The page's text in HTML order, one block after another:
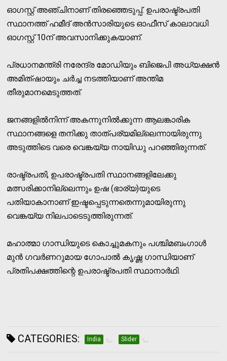
ഓഗസ്റ്റ് അഞ്ചിനാണ് തിരഞ്ഞെടുപ്പ്. ഉപരാഷ്ട്രപതി
സ്ഥാനത്ത് ഹമീദ് അന്‍സാരിയുടെ ഓഫീസ് കാലാവധി
ഓഗസ്റ്റ് 10ന് അവസാനിക്കുകയാണ്.
പ്രധാനമന്ത്രി നരേന്ദ്ര മോഡിയും ബിജെപി അധ്യക്ഷന്‍
അമിത്ഷായും ചര്‍ച്ച നടത്തിയാണ് അന്തിമ
തീരുമാനമെടുത്തത്.
ജനങ്ങളില്‍നിന്ന് അകന്നുനില്‍ക്കുന്ന ആലങ്കാരിക
സ്ഥാനങ്ങളെ തനിക്കു താത്പര്യമില്ലെന്നായിരുന്നു
അടുത്തിടെ വരെ വെങ്കയ്യ നായിഡു പറഞ്ഞിരുന്നത്.
രാഷ്ട്രപതി, ഉപരാഷ്ട്രപതി സ്ഥാനങ്ങളിലേക്കു
മത്സരിക്കാനില്ലെന്നും ഉഷ (ഭാര്യ)യുടെ
പതിയാകാനാണ് ഇഷ്ടപ്പെടുന്നതെന്നുമായിരുന്നു
വെങ്കയ്യ നിലപാടെടുത്തിരുന്നത്.
മഹാത്മാ ഗാന്ധിയുടെ കൊച്ചുമകനും പശ്ചിമബംഗാള്‍
മുന്‍ ഗവര്‍ണറുമായ ഗോപാല്‍ കൃഷ്ണ ഗാന്ധിയാണ്
പ്രതിപക്ഷത്തിന്റെ ഉപരാഷ്ട്രപതി സ്ഥാനാര്‍ഥി.
CATEGORIES: India Slider